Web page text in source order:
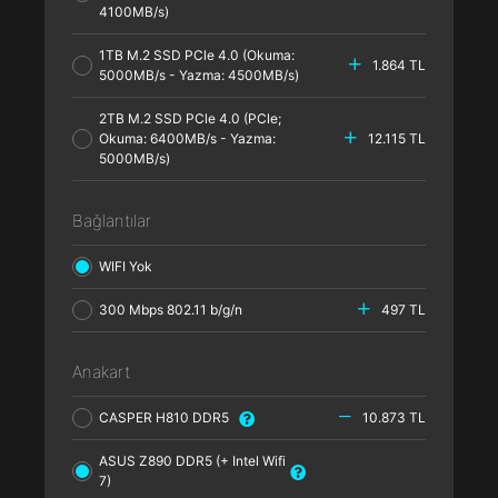
4100MB/s)
1TB M.2 SSD PCle 4.0 (Okuma:
5000MB/s - Yazma: 4500MB/s)
1.864 TL
2TB M.2 SSD PCle 4.0 (PCle;
Okuma: 6400MB/s - Yazma:
5000MB/s)
12.115 TL
Bağlantılar
WIFI Yok
300 Mbps 802.11 b/g/n 497 TL
Anakart
CASPER H810 DDR5 10.873 TL
ASUS Z890 DDR5 (+ Intel Wifi
7)